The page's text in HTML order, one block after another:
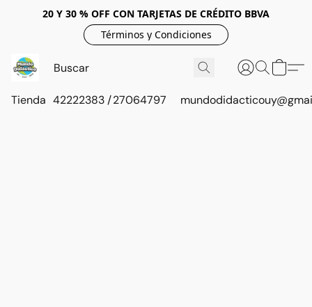
20 Y 30 % OFF CON TARJETAS DE CRÉDITO BBVA
Términos y Condiciones
Tienda 42222383 / 27064797